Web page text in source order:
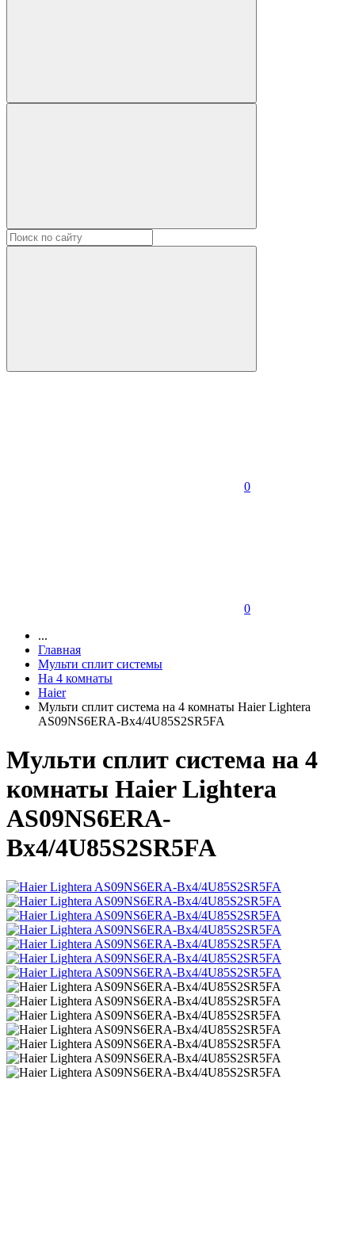
0
0
...
Главная
Мульти сплит системы
На 4 комнаты
Haier
Мульти сплит система на 4 комнаты Haier Lightera
AS09NS6ERA-Bх4/4U85S2SR5FA
Мульти сплит система на 4
комнаты Haier Lightera
AS09NS6ERA-
Bх4/4U85S2SR5FA